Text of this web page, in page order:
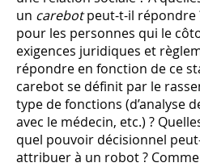
un carebotpeut-t-il répondre
pour les personnes qui le
exigences juridiques et
répondre en fonction de ce
carebot se définit par le
type de fonctions (d’analyse
avec le médecin, etc.) ?
quel pouvoir décisionnel
attribuer à un robot ?